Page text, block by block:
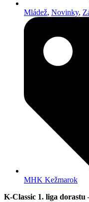
Mládež, Novinky,
MHK Kežmarok
K-Classic 1. liga dorastu